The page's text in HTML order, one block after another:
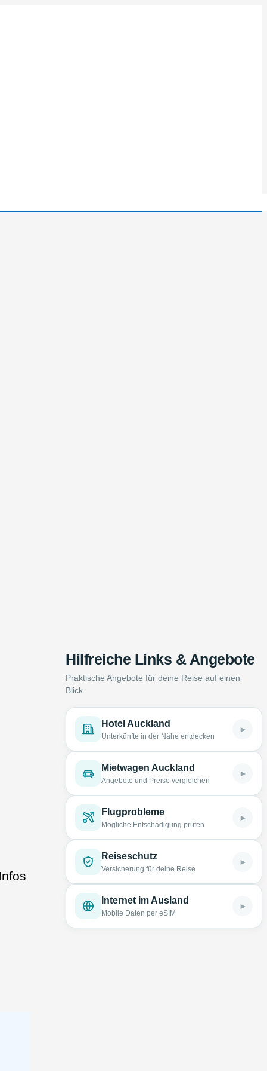
Hilfreiche Links & Angebote
Praktische Angebote für deine Reise auf einen
Blick.
Hotel Auckland
Unterkünfte in der Nähe entdecken
►
Mietwagen Auckland
Angebote und Preise vergleichen
►
Flugprobleme
Mögliche Entschädigung prüfen
►
Reiseschutz
Versicherung für deine Reise
►
Internet im Ausland
Mobile Daten per eSIM
►